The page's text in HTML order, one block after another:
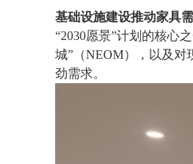
基础设施建设推动家具
“2030愿景”计划的核心
城”（NEOM），以及
劲需求。